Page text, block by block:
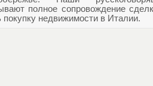
полное сопровождение
покупку недвижимости в Италии.